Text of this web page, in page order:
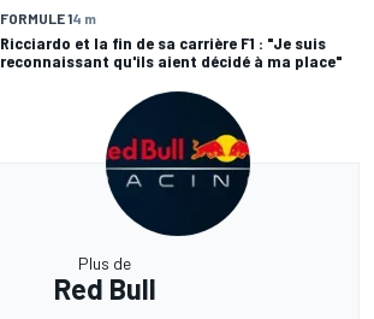
FORMULE 14 m
Ricciardo et la fin de sa carrière F1 : "Je suis
reconnaissant qu'ils aient décidé à ma place"
Plus de
Red Bull